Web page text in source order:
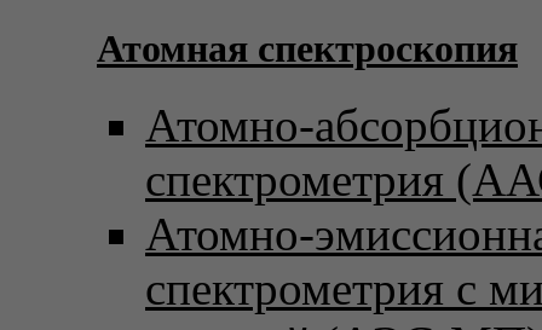
Атомная спектроскопия
Атомно-
спектрометрия
Атомно-
спектрометрия с